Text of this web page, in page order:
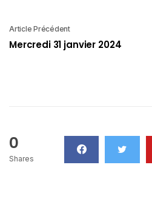
Article Précédent
Mercredi 31 janvier 2024
0
Shares